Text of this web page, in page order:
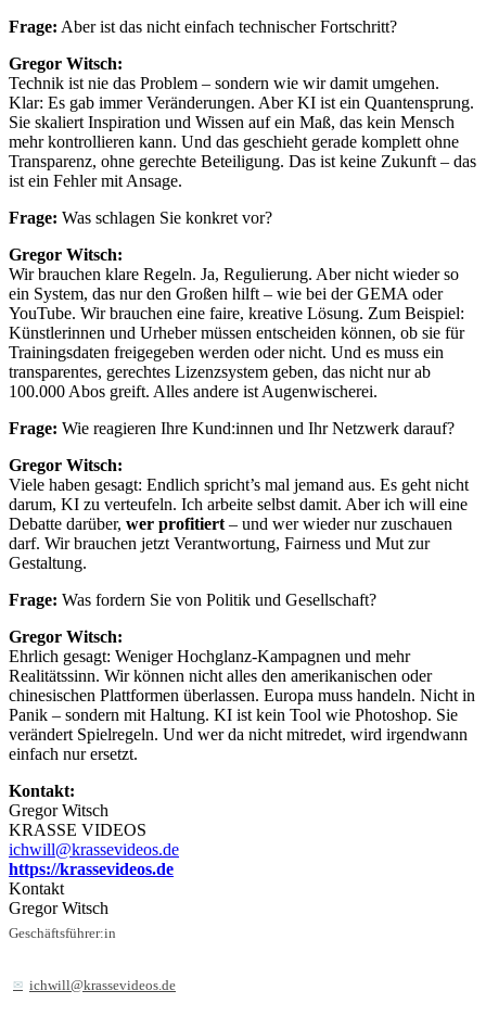
Frage: Aber ist das nicht einfach technischer Fortschritt?
Gregor Witsch:
Technik ist nie das Problem – sondern wie wir damit umgehen.
Klar: Es gab immer Veränderungen. Aber KI ist ein Quantensprung.
Sie skaliert Inspiration und Wissen auf ein Maß, das kein Mensch
mehr kontrollieren kann. Und das geschieht gerade komplett ohne
Transparenz, ohne gerechte Beteiligung. Das ist keine Zukunft – das
ist ein Fehler mit Ansage.
Frage: Was schlagen Sie konkret vor?
Gregor Witsch:
Wir brauchen klare Regeln. Ja, Regulierung. Aber nicht wieder so
ein System, das nur den Großen hilft – wie bei der GEMA oder
YouTube. Wir brauchen eine faire, kreative Lösung. Zum Beispiel:
Künstlerinnen und Urheber müssen entscheiden können, ob sie für
Trainingsdaten freigegeben werden oder nicht. Und es muss ein
transparentes, gerechtes Lizenzsystem geben, das nicht nur ab
100.000 Abos greift. Alles andere ist Augenwischerei.
Frage: Wie reagieren Ihre Kund:innen und Ihr Netzwerk darauf?
Gregor Witsch:
Viele haben gesagt: Endlich spricht’s mal jemand aus. Es geht nicht
darum, KI zu verteufeln. Ich arbeite selbst damit. Aber ich will eine
Debatte darüber, wer profitiert – und wer wieder nur zuschauen
darf. Wir brauchen jetzt Verantwortung, Fairness und Mut zur
Gestaltung.
Frage: Was fordern Sie von Politik und Gesellschaft?
Gregor Witsch:
Ehrlich gesagt: Weniger Hochglanz-Kampagnen und mehr
Realitätssinn. Wir können nicht alles den amerikanischen oder
chinesischen Plattformen überlassen. Europa muss handeln. Nicht in
Panik – sondern mit Haltung. KI ist kein Tool wie Photoshop. Sie
verändert Spielregeln. Und wer da nicht mitredet, wird irgendwann
einfach nur ersetzt.
Kontakt:
Gregor Witsch
KRASSE VIDEOS
ichwill@krassevideos.de
https://krassevideos.de
Kontakt
Gregor Witsch
Geschäftsführer:in
ichwill@krassevideos.de